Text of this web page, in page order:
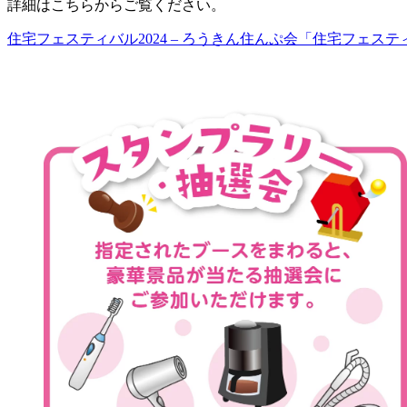
詳細はこちらからご覧ください。
住宅フェスティバル2024 – ろうきん住んぷ会「住宅フェステ